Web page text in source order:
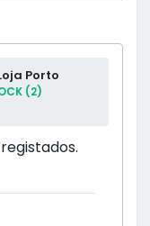
Porto
(2)